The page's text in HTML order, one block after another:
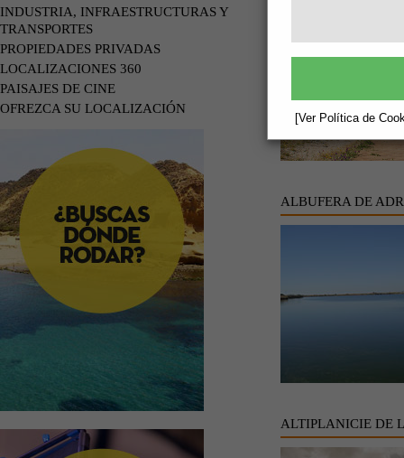
[Ver Política de
INDUSTRIA, INFRAESTRUCTURAS Y
TRANSPORTES
PROPIEDADES PRIVADAS
LOCALIZACIONES 360
PAISAJES DE CINE
OFREZCA SU LOCALIZACIÓN
ALBUFERA DE
ALTIPLANICIE DE